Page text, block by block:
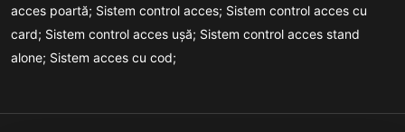
acces poartă; Sistem control acces; Sistem control acces cu
card; Sistem control acces ușă; Sistem control acces stand
alone; Sistem acces cu cod;